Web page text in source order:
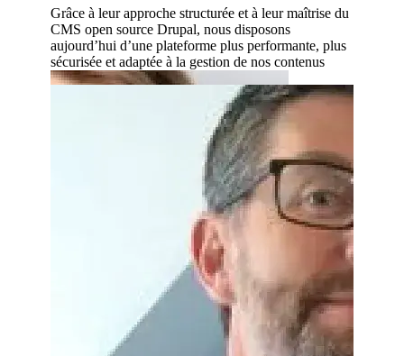
Grâce à leur approche structurée et à leur maîtrise du
CMS open source Drupal, nous disposons
aujourd’hui d’une plateforme plus performante, plus
sécurisée et adaptée à la gestion de nos contenus